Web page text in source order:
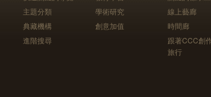
主題分類
典藏機構
進階搜尋
學術研究
創意加值
線上藝廊
時間廊
跟著CCC創
旅行